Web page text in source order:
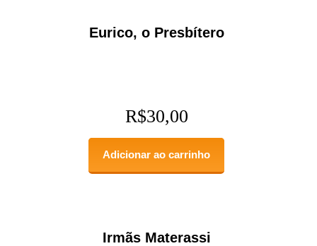
Eurico, o Presbítero
R$30,00
Adicionar ao carrinho
Irmãs Materassi